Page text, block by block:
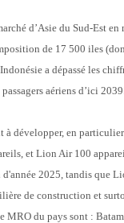
d’Asie du Sud-Est
de 17 500 iles
a dépassé les
aériens d’ici
à développer, en
et Lion Air 100
2025, tandis que
de construction et
MRO du pays sont :